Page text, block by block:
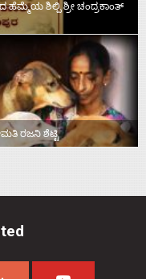
ಶಿಲ್ಪಿ ಶ್ರೀ ಚಂದ್ರಕಾಂತ್‌
ರಜನಿ ಶೆಟ್ಟಿ